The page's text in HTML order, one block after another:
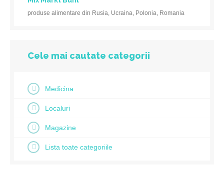
produse alimentare din Rusia, Ucraina, Polonia, Romania
Cele mai cautate categorii
Medicina
Localuri
Magazine
Lista toate categoriile